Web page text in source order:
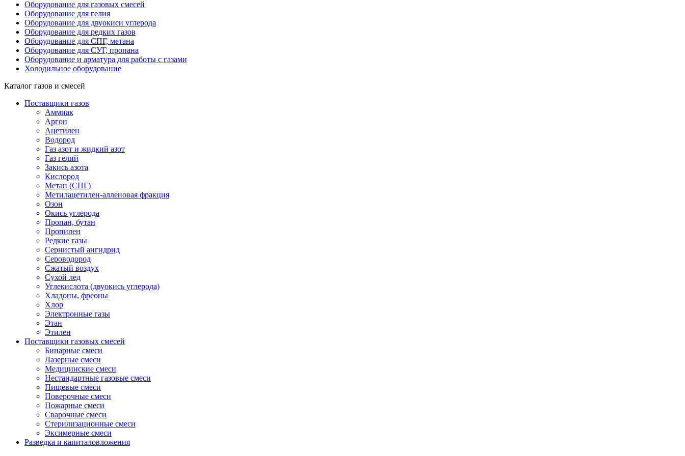
Оборудование для газовых смесей
Оборудование для гелия
Оборудование для двуокиси углерода
Оборудование для редких газов
Оборудование для СПГ, метана
Оборудование для СУГ, пропана
Оборудование и арматура для работы с газами
Холодильное оборудование
Каталог газов и смесей
Поставщики газов
Аммиак
Аргон
Ацетилен
Водород
Газ азот и жидкий азот
Газ гелий
Закись азота
Кислород
Метан (СПГ)
Метилацетилен-алленовая фракция
Озон
Окись углерода
Пропан, бутан
Пропилен
Редкие газы
Сернистый ангидрид
Сероводород
Сжатый воздух
Сухой лед
Углекислота (двуокись углерода)
Хладоны, фреоны
Хлор
Электронные газы
Этан
Этилен
Поставщики газовых смесей
Бинарные смеси
Лазерные смеси
Медицинские смеси
Нестандартные газовые смеси
Пищевые смеси
Поверочные смеси
Пожарные смеси
Сварочные смеси
Стерилизационные смеси
Эксимерные смеси
Разведка и капиталовложения